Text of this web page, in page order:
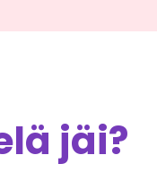
jäi?